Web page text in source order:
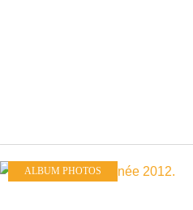
ALBUM PHOTOS